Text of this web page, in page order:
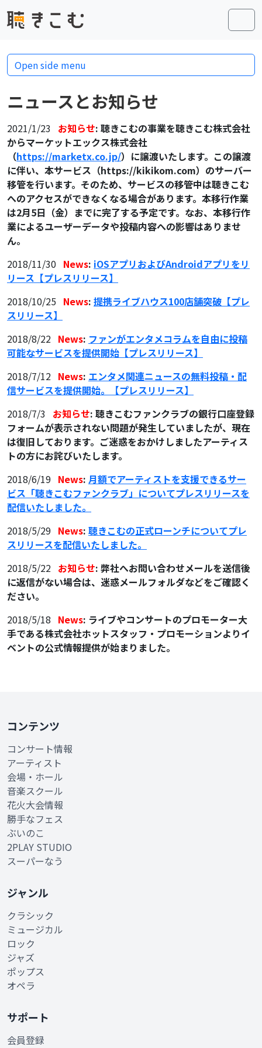
ニュースとお知らせ
2021/1/23 お知らせ: 聴きこむの事業を聴きこむ株式会社
からマーケットエックス株式会社
（https://marketx.co.jp/）に譲渡いたします。この譲渡
に伴い、本サービス（https://kikikom.com）のサーバー
移管を行います。そのため、サービスの移管中は聴きこむ
へのアクセスができなくなる場合があります。本移行作業
は2月5日（金）までに完了する予定です。なお、本移行作
業によるユーザーデータや投稿内容への影響はありませ
ん。
2018/11/30 News: iOSアプリおよびAndroidアプリをリ
リース 【プレスリリース】
2018/10/25 News: 提携ライブハウス100店舗突破 【プレ
スリリース】
2018/8/22 News: ファンがエンタメコラムを自由に投稿
可能なサービスを提供開始 【プレスリリース】
2018/7/12 News: エンタメ関連ニュースの無料投稿・配
信サービスを提供開始。【プレスリリース】
2018/7/3 お知らせ: 聴きこむファンクラブの銀行口座登録
フォームが表示されない問題が発生していましたが、現在
は復旧しております。ご迷惑をおかけしましたアーティス
トの方にお詫びいたします。
2018/6/19 News: 月額でアーティストを支援できるサー
ビス「聴きこむファンクラブ」についてプレスリリースを
配信いたしました。
2018/5/29 News: 聴きこむの正式ローンチについてプレ
スリリースを配信いたしました。
2018/5/22 お知らせ: 弊社へお問い合わせメールを送信後
に返信がない場合は、迷惑メールフォルダなどをご確認く
ださい。
2018/5/18 News: ライブやコンサートのプロモーター大
手である株式会社ホットスタッフ・プロモーションよりイ
ベントの公式情報提供が始まりました。
Open side menu
コンテンツ
コンサート情報
アーティスト
会場・ホール
音楽スクール
花火大会情報
勝手なフェス
ぶいのこ
2PLAY STUDIO
スーパーなう
ジャンル
クラシック
ミュージカル
ロック
ジャズ
ポップス
オペラ
サポート
会員登録